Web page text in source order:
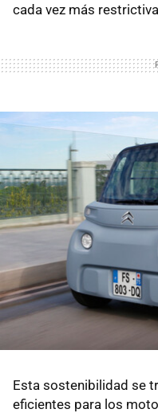
cada vez más
Esta sostenibilidad se
eficientes para los